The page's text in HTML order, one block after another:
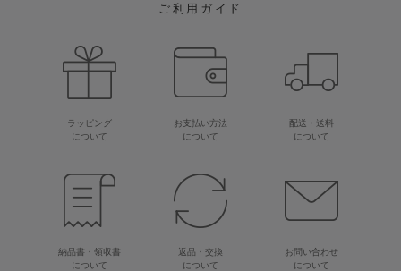
ご利用ガイド
ラッピング
について
お支払い方法
について
配送・送料
について
納品書・領収書
について
返品・交換
について
お問い合わせ
について